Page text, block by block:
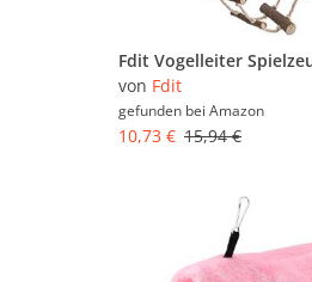
von Fdit
gefunden bei Amazon
10,73 € 15,94 €